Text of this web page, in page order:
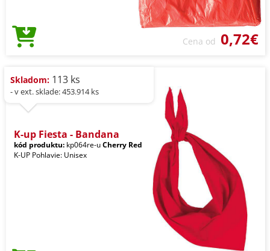
Cena od 0,72€
Skladom: 113 ks
- v ext. sklade: 453.914 ks
K-up Fiesta - Bandana
kód produktu: kp064re-uCherry Red
K-UP Pohlavie: Unisex